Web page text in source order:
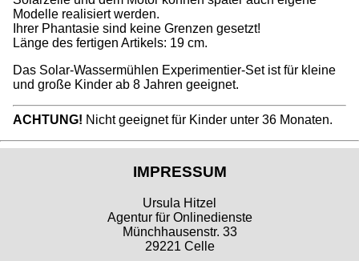
Modelle realisiert werden.
Ihrer Phantasie sind keine Grenzen gesetzt!
Länge des fertigen Artikels: 19 cm.
Das Solar-Wassermühlen Experimentier-Set ist für kleine
und große Kinder ab 8 Jahren geeignet.
ACHTUNG! Nicht geeignet für Kinder unter 36 Monaten.
IMPRESSUM
Ursula Hitzel
Agentur für Onlinedienste
Münchhausenstr. 33
29221 Celle